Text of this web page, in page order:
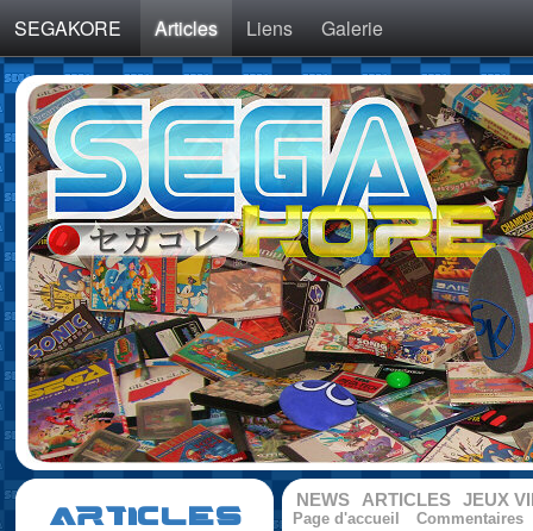
SEGAKORE Articles Liens Galerie
NEWS ARTICLES JEUX
Page d'accueil Commentaires
ARTICLES